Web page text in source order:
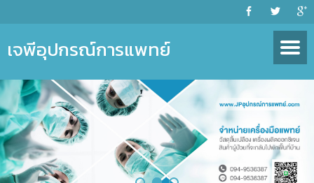
เจพีอุปกรณ์การแพทย์